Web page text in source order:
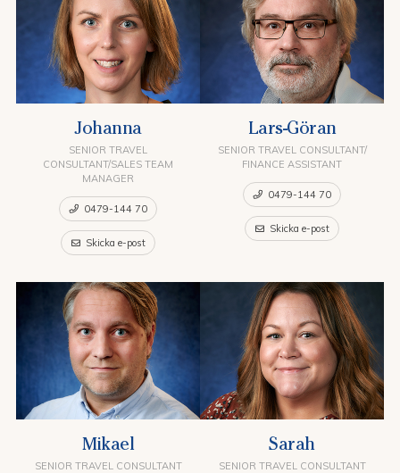
Johanna
SENIOR TRAVEL
CONSULTANT/SALES TEAM
MANAGER
0479-144 70
Skicka e-post
Lars-Göran
SENIOR TRAVEL CONSULTANT/
FINANCE ASSISTANT
0479-144 70
Skicka e-post
Mikael
SENIOR TRAVEL CONSULTANT
Sarah
SENIOR TRAVEL CONSULTANT